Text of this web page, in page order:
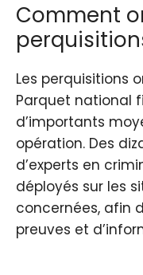
Comment
Les perquisitions
Parquet national
d’importants
opération. Des
d’experts en
déployés sur les
concernées, afin
preuves et